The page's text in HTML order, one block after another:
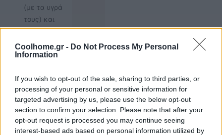
Coolhome.gr - Do Not Process My Personal
Information
If you wish to opt-out of the sale, sharing to third parties, or
processing of your personal or sensitive information for
targeted advertising by us, please use the below opt-out
section to confirm your selection. Please note that after your
opt-out request is processed you may continue seeing
interest-based ads based on personal information utilized by
(με τα υγρά
τους) και
σιγοβράζουμε
μέχρι να
ζεσταθούν για
λεπτό.
Σερβίρουμε
σε μεγάλα
μπολ με
φρυγανισμένο